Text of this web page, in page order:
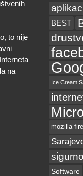
to nije
na
BEST
Ice Cream
mozilla
Software